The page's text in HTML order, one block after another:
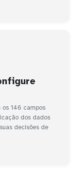
os 146 campos
dos dados
decisões de